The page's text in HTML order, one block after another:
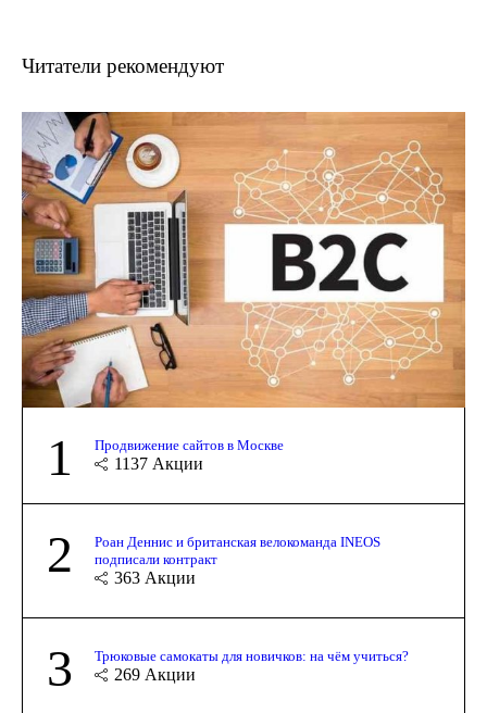
Читатели рекомендуют
1 Продвижение сайтов в Москве
1137 Акции
2
Роан Деннис и британская велокоманда INEOS
подписали контракт
363 Акции
3 Трюковые самокаты для новичков: на чём учиться?
269 Акции